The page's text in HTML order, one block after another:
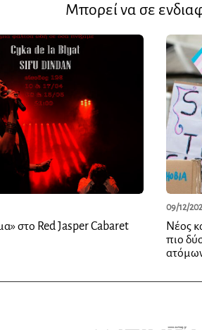
Μπορεί να σε
στο Red Jasper Cabaret
09/12/
Νέος
πιο